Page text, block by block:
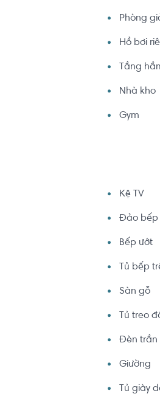
Phòng
Hồ bơi
Tầng
Nhà kho
Gym
Kệ TV
Đảo bếp
Bếp ướt
Tủ bếp
Sàn gỗ
Tủ treo
Đèn trần
Giường
Tủ giày